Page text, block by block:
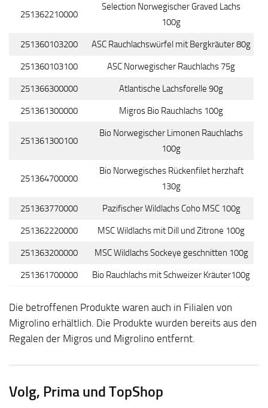
251362210000
Selection Norwegischer Graved Lachs
100g
251360103200 ASC Rauchlachswürfel mit Bergkräuter 80g
251360103100 ASC Norwegischer Rauchlachs 75g
251366300000 Atlantische Lachsforelle 90g
251361300000 Migros Bio Rauchlachs 100g
251361300100
Bio Norwegischer Limonen Rauchlachs
100g
251364700000
Bio Norwegisches Rückenfilet herzhaft
130g
251363770000 Pazifischer Wildlachs Coho MSC 100g
251362220000 MSC Wildlachs mit Dill und Zitrone 100g
251363200000 MSC Wildlachs Sockeye geschnitten 100g
251361700000 Bio Rauchlachs mit Schweizer Kräuter100g
Die betroffenen Produkte waren auch in Filialen von
Migrolino erhältlich. Die Produkte wurden bereits aus den
Regalen der Migros und Migrolino entfernt.
Volg, Prima und TopShop